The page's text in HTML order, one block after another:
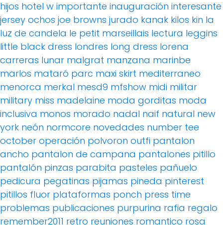
hijos hotel w importante inauguración interesante
jersey ochos joe browns jurado kanak kilos kin la
luz de candela le petit marseillais lectura leggins
little black dress londres long dress lorena
carreras lunar malgrat manzana marinbe
marlos mataró parc maxi skirt mediterraneo
menorca merkal mesd9 mfshow midi militar
military miss madelaine moda gorditas moda
inclusiva monos morado nadal naif natural new
york neón normcore novedades number tee
october operación polvoron outfi pantalon
ancho pantalon de campana pantalones pitillo
pantalón pinzas parabita pasteles pañuelo
pedicura pegatinas pijamas pineda pinterest
pitillos fluor plataformas ponch press time
problemas publicaciones purpurina rafia regalo
remember2011 retro reuniones romantico rosa